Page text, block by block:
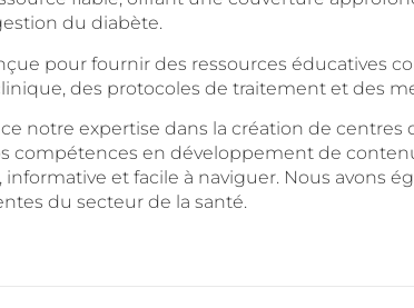
du diabète.
pour fournir des ressources éducatives
des protocoles de traitement et des
notre expertise dans la création de
compétences en développement de
et facile à naviguer. Nous avons
du secteur de la santé.